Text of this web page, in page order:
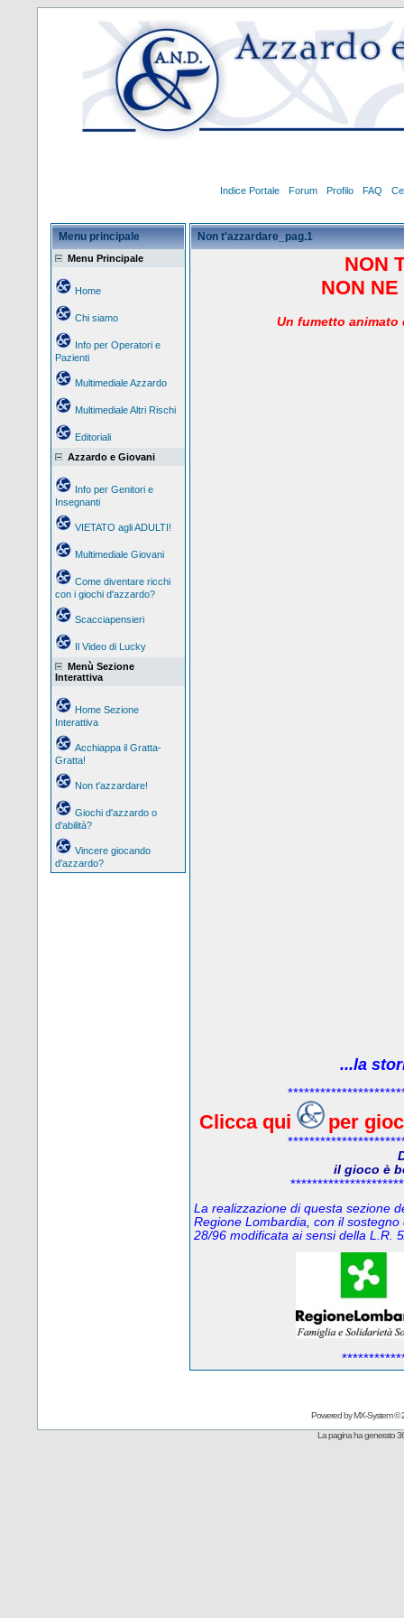
Indice Portale Forum Profilo FAQ
Menu principale
Menu Principale
Home
Chi siamo
Info per Operatori e
Pazienti
Multimediale Azzardo
Multimediale Altri Rischi
Editoriali
Azzardo e Giovani
Info per Genitori e
Insegnanti
VIETATO agli ADULTI!
Multimediale Giovani
Come diventare ricchi
con i giochi d'azzardo?
Scacciapensieri
Il Video di Lucky
Menù Sezione
Interattiva
Home Sezione
Interattiva
Acchiappa il Gratta-
Gratta!
Non t'azzardare!
Giochi d'azzardo o
d'abilità?
Vincere giocando
d'azzardo?
Non t'azzardare_pag.1
NON
NON
Un fumetto animato
...la
Clicca qui per
il gioco è
La realizzazione di questa sezione
Regione Lombardia, con il
28/96 modificata ai sensi della L.R.
Powered byMX-System©
La pagina ha generato